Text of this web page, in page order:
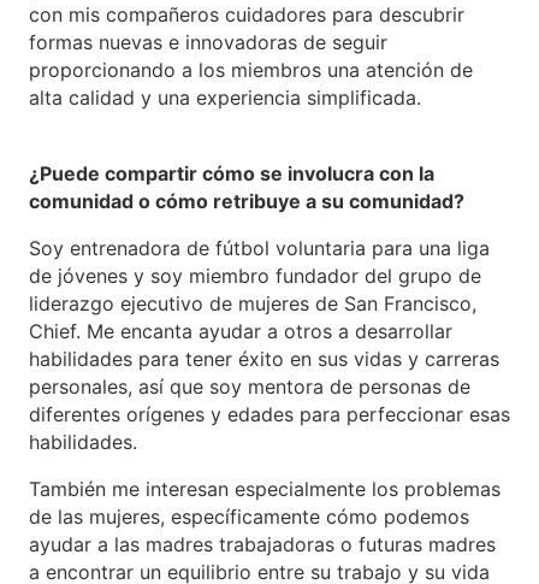
con mis compañeros cuidadores para descubrir
formas nuevas e innovadoras de seguir
proporcionando a los miembros una atención de
alta calidad y una experiencia simplificada.
¿Puede compartir cómo se involucra con la
comunidad o cómo retribuye a su comunidad?
Soy entrenadora de fútbol voluntaria para una liga
de jóvenes y soy miembro fundador del grupo de
liderazgo ejecutivo de mujeres de San Francisco,
Chief. Me encanta ayudar a otros a desarrollar
habilidades para tener éxito en sus vidas y carreras
personales, así que soy mentora de personas de
diferentes orígenes y edades para perfeccionar esas
habilidades.
También me interesan especialmente los problemas
de las mujeres, específicamente cómo podemos
ayudar a las madres trabajadoras o futuras madres
a encontrar un equilibrio entre su trabajo y su vida